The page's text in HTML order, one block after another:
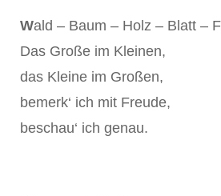
Wald – Baum – Holz – Blatt –
Das Große im Kleinen,
das Kleine im Großen,
bemerk‘ ich mit Freude,
beschau‘ ich genau.